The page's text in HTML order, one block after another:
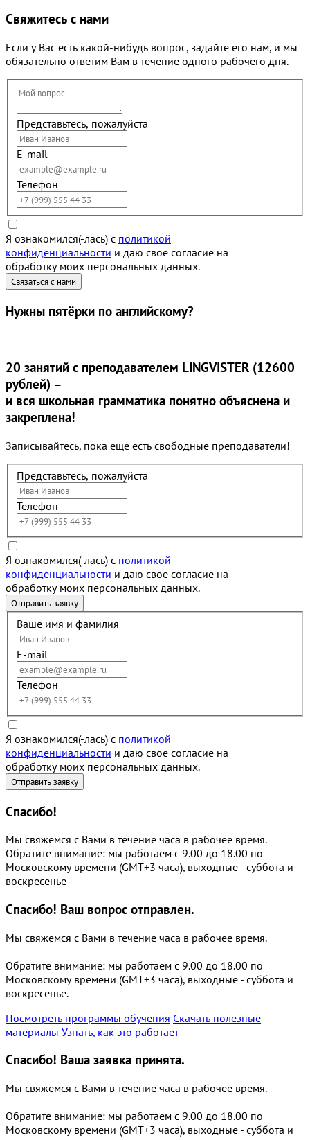
Свяжитесь с нами
Если у Вас есть какой-нибудь вопрос, задайте его нам, и мы
обязательно ответим Вам в течение одного рабочего дня.
Представьтесь, пожалуйста
E-mail
Телефон
Я ознакомился(-лась) с политикой
конфиденциальности и даю свое согласие на
обработку моих персональных данных.
Нужны пятёрки по английскому?
20 занятий с преподавателем LINGVISTER (12600
рублей) –
и вся школьная грамматика понятно объяснена и
закреплена!
Записывайтесь, пока еще есть свободные преподаватели!
Представьтесь, пожалуйста
Телефон
Я ознакомился(-лась) с политикой
конфиденциальности и даю свое согласие на
обработку моих персональных данных.
Ваше имя и фамилия
E-mail
Телефон
Я ознакомился(-лась) с политикой
конфиденциальности и даю свое согласие на
обработку моих персональных данных.
Спасибо!
Мы свяжемся с Вами в течение часа в рабочее время.
Обратите внимание: мы работаем с 9.00 до 18.00 по
Московскому времени (GMT+3 часа), выходные - суббота и
воскресенье
Спасибо! Ваш вопрос отправлен.
Мы свяжемся с Вами в течение часа в рабочее время.
Обратите внимание: мы работаем с 9.00 до 18.00 по
Московскому времени (GMT+3 часа), выходные - суббота и
воскресенье.
Посмотреть программы обучения Скачать полезные
материалы Узнать, как это работает
Спасибо! Ваша заявка принята.
Мы свяжемся с Вами в течение часа в рабочее время.
Обратите внимание: мы работаем с 9.00 до 18.00 по
Московскому времени (GMT+3 часа), выходные - суббота и